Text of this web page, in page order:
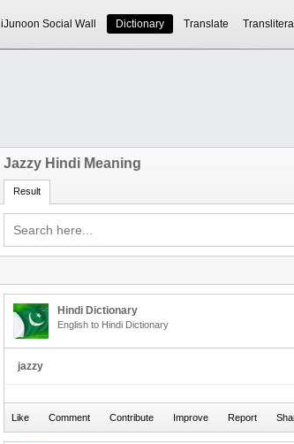
iJunoon Social Wall Dictionary Translate
Jazzy Hindi Meaning
Result
Hindi Dictionary
English to Hindi Dictionary
jazzy